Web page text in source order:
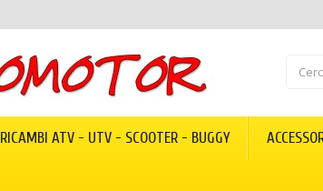
RICAMBI ATV - UTV - SCOOTER - BUGGY